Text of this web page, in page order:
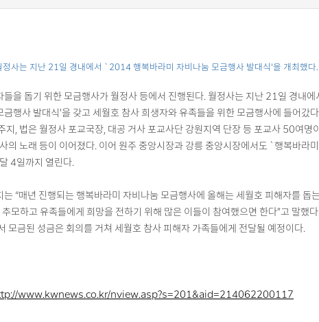
사는 지난 21일 경내에서 `2014 행복바라미 자비나눔 모금행사 발대식'을 개최했다.
들을 돕기 위한 모금행사가 월정사 등에서 진행된다. 월정사는 지난 21일 경내
금행사 발대식'을 갖고 세월호 참사 희생자와 유족들을 위한 모금행사에 들어갔
지, 법은 월정사 포교국장, 대공 거사 포교사단 강원지역 단장 등 포교사 50여명
의 노래 등이 이어졌다. 이어 원주 중앙시장과 강릉 중앙시장에서도 `행복바라
4일까지 열린다.
“매년 진행되는 행복바라미 자비나눔 모금행사에 올해는 세월호 피해자를 돕
추모하고 유족들에게 희망을 전하기 위해 많은 이들이 참여했으면 한다”고 말했
모금된 성금은 회의를 거쳐 세월호 참사 피해자 가족들에게 전달될 예정이다.
www.kwnews.co.kr/nview.asp?s=201&aid=214062200117